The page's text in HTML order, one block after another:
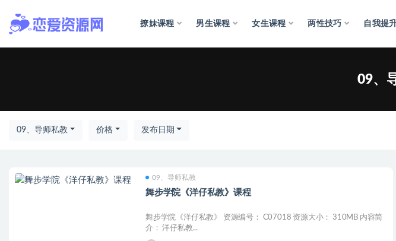
撩妹课程 男生课程 女生课程 两性技巧 自我提
09、
09、导师私教 价格 发布日期
09、导师私教
舞步学院《洋仔私教》课程
舞步学院《洋仔私教》 资源编号： C07018 资源大小： 310MB 内容简
介： 洋仔私教...